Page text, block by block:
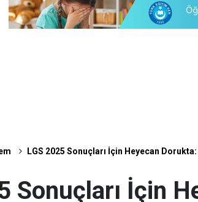
LGS 2025 Sonuçları İçin Heyecan
Sonuçları İçin